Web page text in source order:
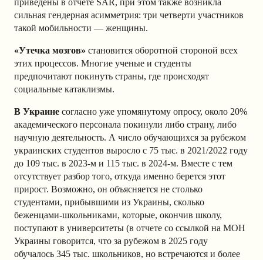
приведены в отчете SAR, при этом также возникла
сильная гендерная асимметрия: три четверти участников
такой мобильности — женщины.
«Утечка мозгов» становится оборотной стороной всех
этих процессов. Многие ученые и студенты
предпочитают покинуть страны, где происходят
социальные катаклизмы.
В Украине согласно уже упомянутому опросу, около 20%
академического персонала покинули либо страну, либо
научную деятельность. А число обучающихся за рубежом
украинских студентов выросло с 75 тыс. в 2021/2022 году
до 109 тыс. в 2023-м и 115 тыс. в 2024-м. Вместе с тем
отсутствует разбор того, откуда именно берется этот
прирост. Возможно, он объясняется не столько
студентами, прибывшими из Украины, сколько
беженцами-школьниками, которые, окончив школу,
поступают в университеты (в отчете со ссылкой на МОН
Украины говорится, что за рубежом в 2025 году
обучалось 345 тыс. школьников, но встречаются и более